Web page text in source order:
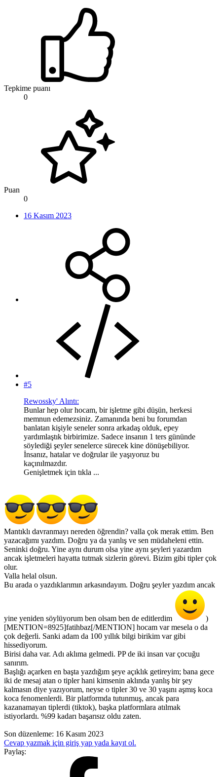
Tepkime puanı
0
Puan
0
16 Kasım 2023
#5
Rewossky' Alıntı:
Bunlar hep olur hocam, bir işletme gibi düşün, herkesi
memnun edemezsiniz. Zamanında beni bu forumdan
banlatan kişiyle seneler sonra arkadaş olduk, epey
yardımlaştık birbirimize. Sadece insanın 1 ters gününde
söylediği şeyler senelerce sürecek kine dönüşebiliyor.
İnsanız, hatalar ve doğrular ile yaşıyoruz bu
kaçınılmazdır.
Genişletmek için tıkla ...
Mantıklı davranmayı nereden öğrendin? valla çok merak ettim. Ben
yazacağımı yazdım. Doğru ya da yanlış ve sen müdaheleni ettin.
Seninki doğru. Yine aynı durum olsa yine aynı şeyleri yazardım
ancak işletmeleri hayatta tutmak sizlerin görevi. Bizim gibi tipler çok
olur.
Valla helal olsun.
Bu arada o yazdıklarımın arkasındayım. Doğru şeyler yazdım ancak
yine yeniden söylüyorum ben olsam ben de editlerdim
)
[MENTION=8925]fatihbaz[/MENTION] hocam var mesela o da
çok değerli. Sanki adam da 100 yıllık bilgi birikim var gibi
hissediyorum.
Birisi daha var. Adı aklıma gelmedi. PP de iki insan var çocuğu
sanırım.
Başlığı açarken en başta yazdığım şeye açıklık getireyim; bana gece
iki de mesaj atan o tipler hani kimsenin aklında yanlış bir şey
kalmasın diye yazıyorum, neyse o tipler 30 ve 30 yaşını aşmış koca
koca fenomenlerdi. Bir platformda tutunmuş, ancak para
kazanamayan tiplerdi (tiktok), başka platformlara atılmak
istiyorlardı. %99 kadarı başarısız oldu zaten.
Son düzenleme: 16 Kasım 2023
Cevap yazmak için giriş yap yada kayıt ol.
Paylaş: